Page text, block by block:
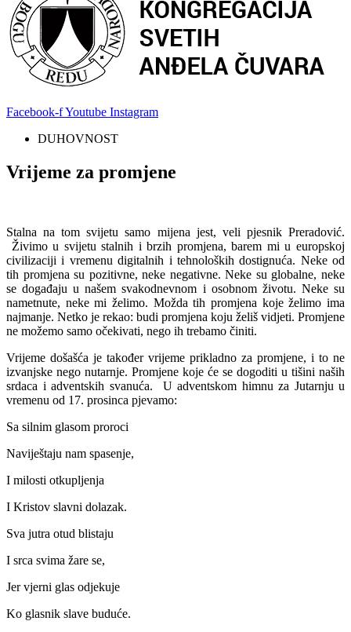
Facebook-fYoutube Instagram
DUHOVNOST
Vrijeme za promjene
Stalna na tom svijetu samo mijena jest, veli pjesnik Preradović.
Živimo u svijetu stalnih i brzih promjena, barem mi u europskoj
civilizaciji i vremenu digitalnih i tehnoloških dostignuća. Neke od
tih promjena su pozitivne, neke negativne. Neke su globalne, neke
se događaju u našem svakodnevnom i osobnom životu. Neke su
nametnute, neke mi želimo. Možda tih promjena koje želimo ima
najmanje. Netko je rekao: budi promjena koju želiš vidjeti. Promjene
ne možemo samo očekivati, nego ih trebamo činiti.
Vrijeme došašća je također vrijeme prikladno za promjene, i to ne
izvanjske nego nutarnje. Promjene koje će se dogoditi u tišini naših
srdaca i adventskih svanuća. U adventskom himnu za Jutarnju u
vremenu od 17. prosinca pjevamo:
Sa silnim glasom proroci
Naviještaju nam spasenje,
I milosti otkupljenja
I Kristov slavni dolazak.
Sva jutra otud blistaju
I srca svima žare se,
Jer vjerni glas odjekuje
Ko glasnik slave buduće.